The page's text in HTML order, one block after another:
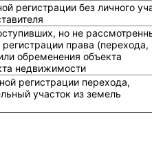
регистрации без личного
но не
права (перехода,
обременения объекта
недвижимости
регистрации перехода,
участок из земель